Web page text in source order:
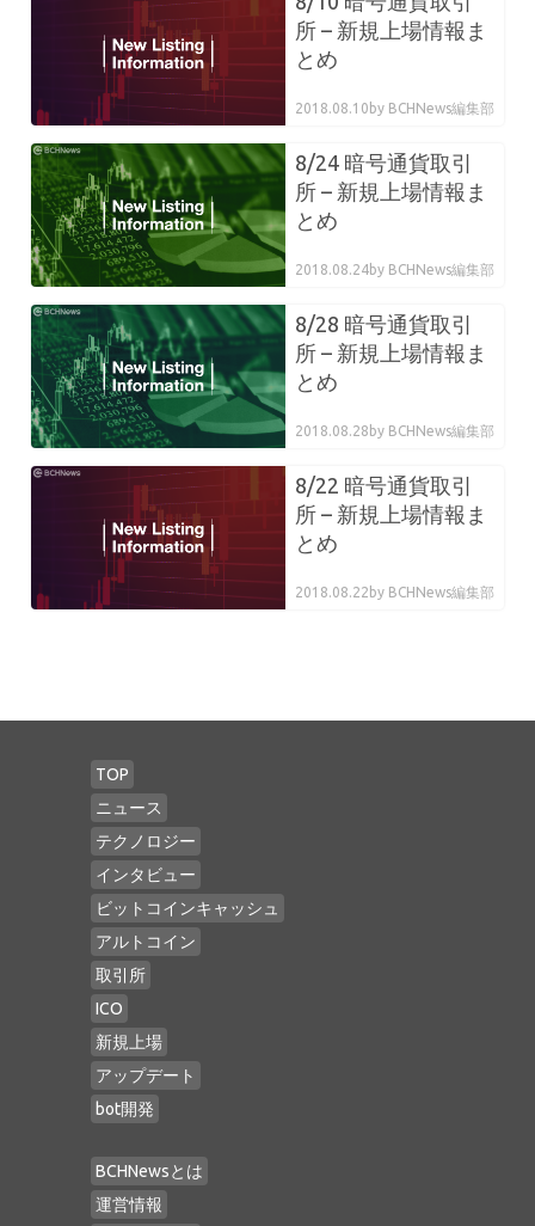
所 – 新規上場情報ま
とめ
2018.08.10 by BCHNews編集部
8/24 暗号通貨取引
所 – 新規上場情報ま
とめ
2018.08.24by BCHNews編集部
8/28 暗号通貨取引
所 – 新規上場情報ま
とめ
2018.08.28 by BCHNews編集部
8/22 暗号通貨取引
所 – 新規上場情報ま
とめ
2018.08.22 by BCHNews編集部
TOP
ニュース
テクノロジー
インタビュー
ビットコインキャッシュ
アルトコイン
取引所
ICO
新規上場
アップデート
bot開発
BCHNewsとは
運営情報